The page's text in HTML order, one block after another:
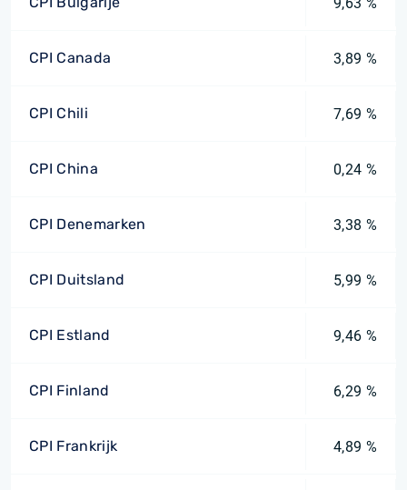
CPI Canada 3,89 %
CPI Chili 7,69 %
CPI China 0,24 %
CPI Denemarken 3,38 %
CPI Duitsland 5,99 %
CPI Estland 9,46 %
CPI Finland 6,29 %
CPI Frankrijk 4,89 %